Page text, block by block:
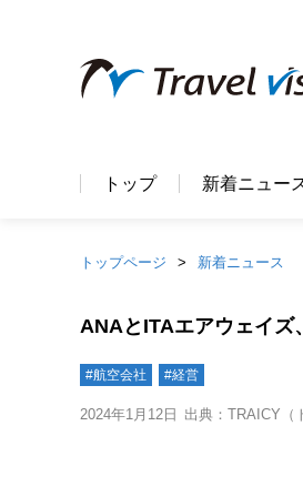
トップ 新着ニュー
トップページ 新着ニュース
ANAとITAエアウェイズ
#航空会社 #経営
2024年1月12日 出典：TRAICY（